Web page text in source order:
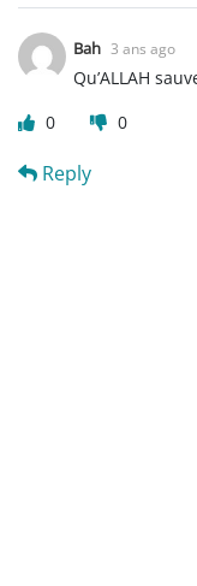
Bah 3 ans ago
Qu’ALLAH
0
0
Reply